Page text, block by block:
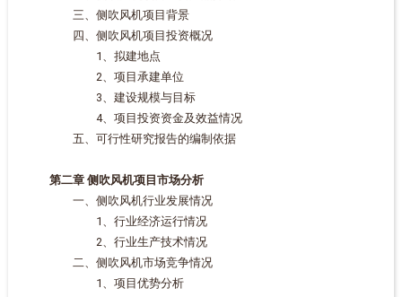
三、侧吹风机项目背景
四、侧吹风机项目投资概况
1、拟建地点
2、项目承建单位
3、建设规模与目标
4、项目投资资金及效益情况
五、可行性研究报告的编制依据
第二章 侧吹风机项目市场分析
一、侧吹风机行业发展情况
1、行业经济运行情况
2、行业生产技术情况
二、侧吹风机市场竞争情况
1、项目优势分析